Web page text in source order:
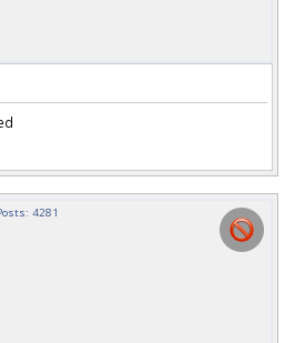
4281